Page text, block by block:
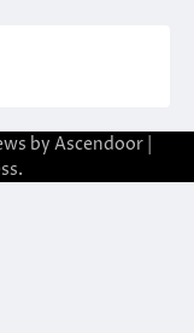
by Ascendoor
.